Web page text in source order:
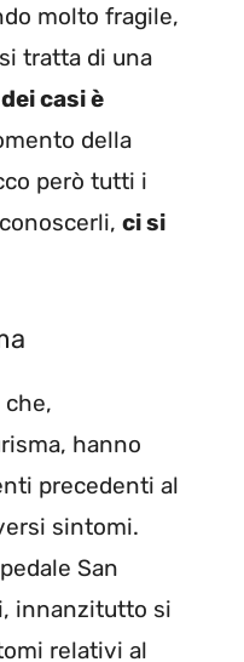
molto fragile,
tratta di una
casi è
della
però tutti i
ci si
hanno
precedenti al
sintomi.
San
innanzitutto si
relativi al